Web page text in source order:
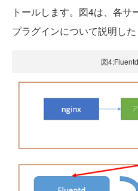
トールします。図4は、各
プラグインについて説明した
図